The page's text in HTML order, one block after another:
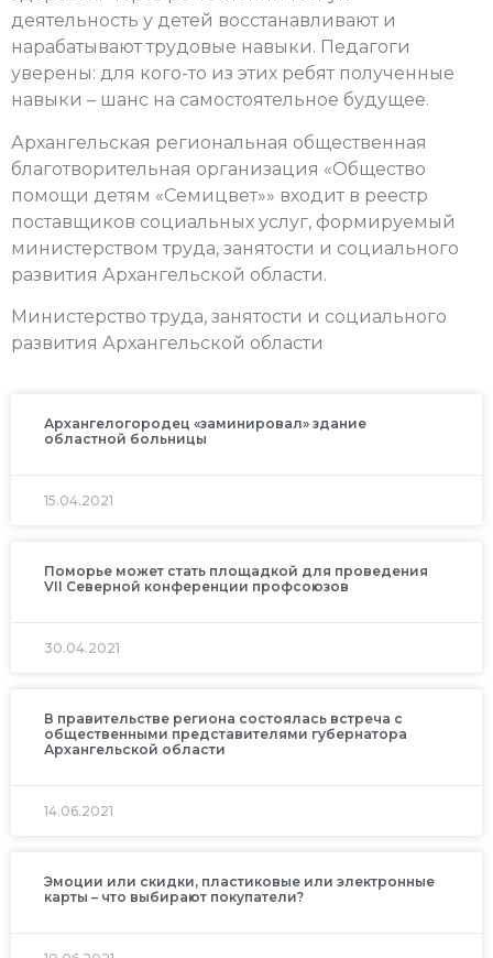
деятельность у детей восстанавливают и
нарабатывают трудовые навыки. Педагоги
уверены: для кого-то из этих ребят полученные
навыки – шанс на самостоятельное будущее.
Архангельская региональная общественная
благотворительная организация «Общество
помощи детям «Семицвет»» входит в реестр
поставщиков социальных услуг, формируемый
министерством труда, занятости и социального
развития Архангельской области.
Министерство труда, занятости и социального
развития Архангельской области
Архангелогородец «заминировал» здание
областной больницы
15.04.2021
Поморье может стать площадкой для проведения
VII Северной конференции профсоюзов
30.04.2021
В правительстве региона состоялась встреча с
общественными представителями губернатора
Архангельской области
14.06.2021
Эмоции или скидки, пластиковые или электронные
карты – что выбирают покупатели?